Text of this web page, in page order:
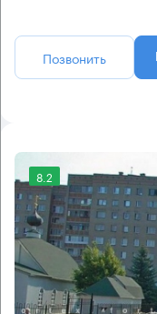
Позвонить
8.2